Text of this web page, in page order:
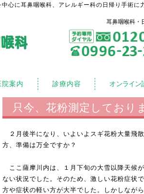
心に耳鼻咽喉科、アレルギー科の日帰り手術
耳鼻咽喉科・
院案内 診療内容 オンライン
只今、花粉測定しており
２月後半になり、いよいよスギ花粉大量飛
方、準備は万全ですか？
ここ薩摩川内は、１月下旬の大雪以降天候
ない状況でした。そのため、激しい花粉症状
方や症状の軽い方が大半でした。しかしなが